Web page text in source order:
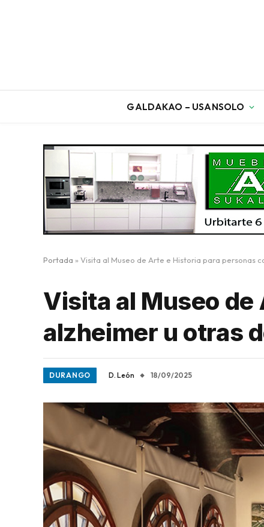
GALDAKAO – USANSOLO
Portada » Visita al Museo de Arte e Historia para personas
Visita al Museo
alzheimer u otras
DURANGO D. León 18/09/2025